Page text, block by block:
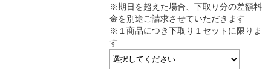
※期日を超えた場合、下取り分の差額料
金を別途ご請求させていただきます
※１商品につき下取り１セットに限りま
す